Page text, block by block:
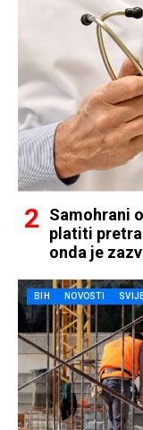
Samohrani
platiti
onda je
BIH NOVOSTI